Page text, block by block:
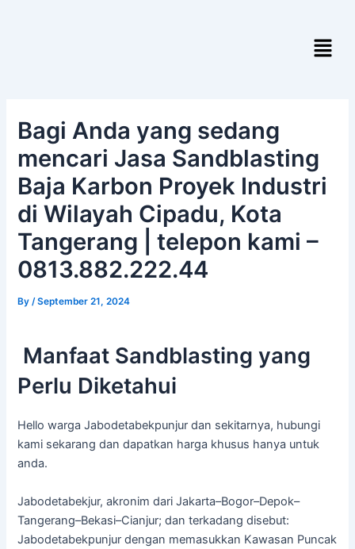
Menu
Bagi Anda yang sedang
mencari Jasa Sandblasting
Baja Karbon Proyek Industri
di Wilayah Cipadu, Kota
Tangerang | telepon kami –
0813.882.222.44
By/September 21, 2024
Manfaat Sandblasting yang
Perlu Diketahui
Hello warga Jabodetabekpunjur dan sekitarnya, hubungi
kami sekarang dan dapatkan harga khusus hanya untuk
anda.
Jabodetabekjur, akronim dari Jakarta–Bogor–Depok–
Tangerang–Bekasi–Cianjur; dan terkadang disebut:
Jabodetabekpunjur dengan memasukkan Kawasan Puncak